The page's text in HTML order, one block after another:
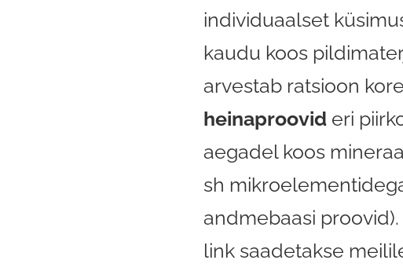
individuaalset
kaudu koos
arvestab ratsioon
heinaproovid eri
aegadel koos
sh
andmebaasi
link saadetakse